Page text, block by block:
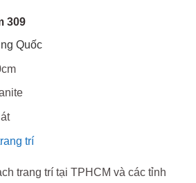
309
Quốc
trí
trang trí tại TPHCM và các tỉnh